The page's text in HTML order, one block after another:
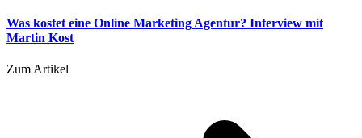
Was kostet eine Online Marketing Agentur? Interview mit
Martin Kost
Zum Artikel